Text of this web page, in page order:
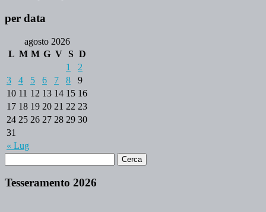
per data
agosto 2026
L M M G V S D
« Lug
1
2
3
4 5 6 7 8
9
10 11 12 13 14 15 16
17 18 19 20 21 22 23
24 25 26 27 28 29 30
31
Tesseramento 2026